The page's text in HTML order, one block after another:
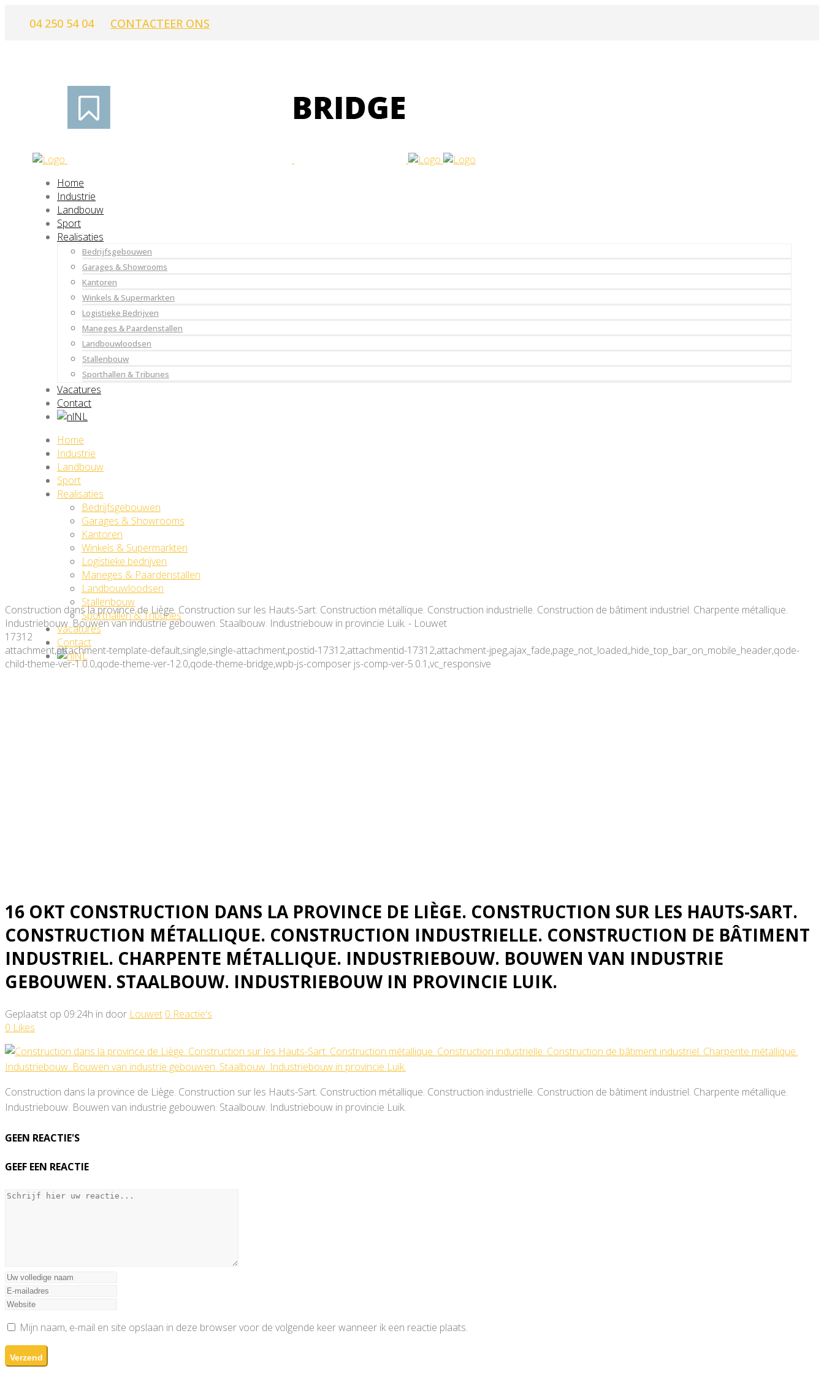
04 250 54 04 CONTACTEER ONS
Home
Industrie
Landbouw
Sport
Realisaties
Bedrijfsgebouwen
Garages & Showrooms
Kantoren
Winkels & Supermarkten
Logistieke Bedrijven
Maneges & Paardenstallen
Landbouwloodsen
Stallenbouw
Sporthallen & Tribunes
Vacatures
Contact
NL
Home
Industrie
Landbouw
Sport
Realisaties
Bedrijfsgebouwen
Garages & Showrooms
Kantoren
Winkels & Supermarkten
Logistieke bedrijven
Maneges & Paardenstallen
Landbouwloodsen
Stallenbouw
Sporthallen & Tribunes
Vacatures
Contact
NL
Construction dans la province de Liège. Construction sur les Hauts-Sart. Construction métallique. Construction industrielle. Construction de bâtiment industriel. Charpente métallique.
Industriebouw. Bouwen van industrie gebouwen. Staalbouw. Industriebouw in provincie Luik. - Louwet
17312
attachment,attachment-template-default,single,single-attachment,postid-17312,attachmentid-17312,attachment-jpeg,ajax_fade,page_not_loaded,,hide_top_bar_on_mobile_header,qode-
child-theme-ver-1.0.0,qode-theme-ver-12.0,qode-theme-bridge,wpb-js-composer js-comp-ver-5.0.1,vc_responsive
16 OKT CONSTRUCTION DANS LA PROVINCE DE LIÈGE. CONSTRUCTION SUR LES HAUTS-SART.
CONSTRUCTION MÉTALLIQUE. CONSTRUCTION INDUSTRIELLE. CONSTRUCTION DE BÂTIMENT
INDUSTRIEL. CHARPENTE MÉTALLIQUE. INDUSTRIEBOUW. BOUWEN VAN INDUSTRIE
GEBOUWEN. STAALBOUW. INDUSTRIEBOUW IN PROVINCIE LUIK.
Geplaatst op 09:24h in door Louwet 0 Reactie's
0 Likes
Construction dans la province de Liège. Construction sur les Hauts-Sart. Construction métallique. Construction industrielle. Construction de bâtiment industriel. Charpente métallique.
Industriebouw. Bouwen van industrie gebouwen. Staalbouw. Industriebouw in provincie Luik.
GEEN REACTIE'S
GEEF EEN REACTIE
Mijn naam, e-mail en site opslaan in deze browser voor de volgende keer wanneer ik een reactie plaats.